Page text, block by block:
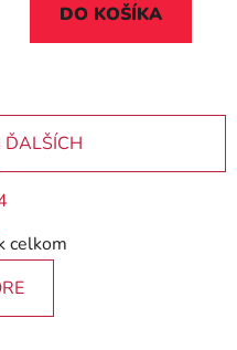
DO KOŠÍKA
celkom